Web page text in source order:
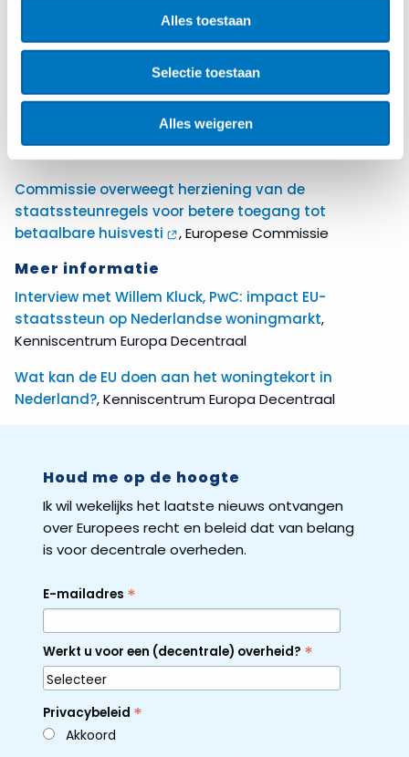
Alles toestaan
Selectie toestaan
Alles weigeren
Bron
over herziening DAEB-staatssteunregels in kader
van huisvestingscrisis
, Expertisecentrum Europees
Commissie overweegt herziening van de
staatssteunregels voor betere toegang tot
betaalbare huisvesti
, Europese Commissie
Meer informatie
Interview met Willem Kluck, PwC: impact EU-
staatssteun op Nederlandse woningmarkt,
Kenniscentrum Europa Decentraal
Wat kan de EU doen aan het woningtekort in
Nederland?, Kenniscentrum Europa Decentraal
Houd me op de hoogte
Ik wil wekelijks het laatste nieuws ontvangen
over Europees recht en beleid dat van belang
is voor decentrale overheden.
E-mailadres *
Werkt u voor een (decentrale) overheid? *
Privacybeleid *
Akkoord